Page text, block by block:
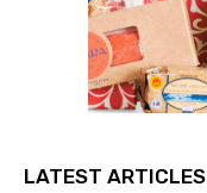
LATEST ARTICLES